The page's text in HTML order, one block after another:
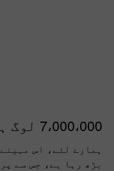
7،000،000 لوگ ہمیں منتخب کرتے ہیں
ہمارے لئے، اس
بڑھ رہا ہے، جس سے